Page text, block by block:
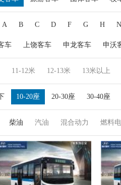
A B C D F G H N
车 上饶客车 申龙客车 申沃
11-12米 12-13米 13米以上
10-20座 20-30座 30-40座
柴油 汽油 混合动力 燃料